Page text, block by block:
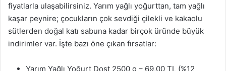
fiyatlarla ulaşabilirsiniz. Yarım yağlı yoğurttan, tam yağlı
kaşar peynire; çocukların çok sevdiği çilekli ve kakaolu
sütlerden doğal katı sabuna kadar birçok üründe büyük
indirimler var. İşte bazı öne çıkan fırsatlar:
Yarım Yağlı Yoğurt Dost 2500 g – 69,00 TL (%12